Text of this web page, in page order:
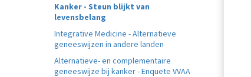
Kanker - Steun blijkt van
levensbelang
Integrative Medicine - Alternatieve
geneeswijzen in andere landen
Alternatieve- en complementaire
geneeswijze bij kanker - Enquete VVAA